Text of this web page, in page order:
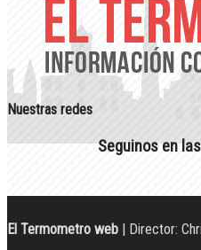
Nuestras redes
Seguinos en
El Termometro web | Director: